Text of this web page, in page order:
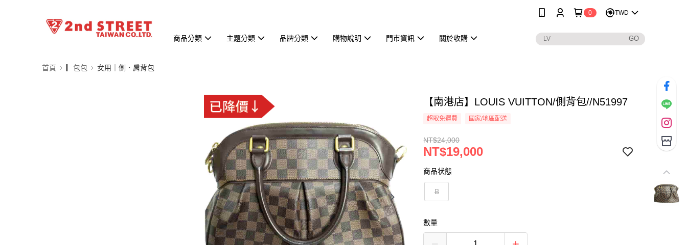
0 TWD
商品分類 主題分類 品牌分類 購物說明 門市資訊 關於收購
首頁 ▎包包 女用｜側．肩背包
【南港店】LOUIS VUITTON/側背包//N51997
超取免運費 國家/地區配送
NT$24,000
NT$19,000
商品状態
B
數量